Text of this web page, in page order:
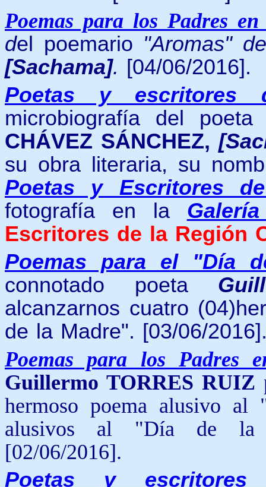
Poemas para los Padres
del poemario "Aromas"
[Sachama]. [04/06/2016].
Poetas y escritores
microbiografía del
CHÁVEZ SÁNCHEZ,
su obra literaria, su
Poetas y Escritores
fotografía en la
Escritores de la Región
Poemas para el "Día
connotado poeta
alcanzarnos cuatro
de la Madre". [03/06/
Poemas para los Padres
Guillermo TORRES RUIZ
hermoso poema alusivo al
alusivos al "Día de la
[02/06/2016].
Poetas y